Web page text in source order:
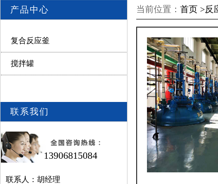
产品中心
复合反应釜
搅拌罐
联系我们
13906815084
联系人：胡经理
当前位置： 首页 >反